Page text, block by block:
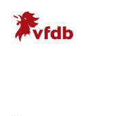
Zum Hauptinhalt